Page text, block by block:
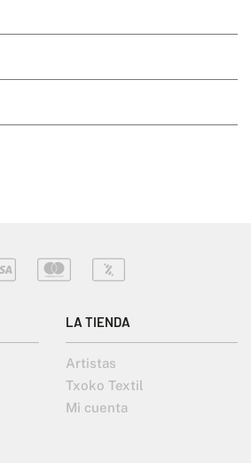
LA TIENDA
Artistas
Txoko Textil
Mi cuenta